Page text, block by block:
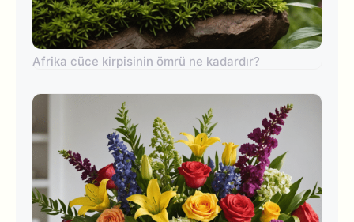
Afrika cüce kirpisinin ömrü ne kadardır?